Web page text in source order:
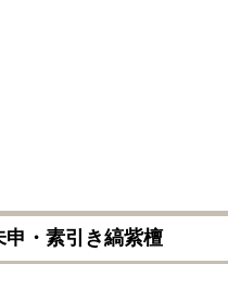
・素引き縞紫檀